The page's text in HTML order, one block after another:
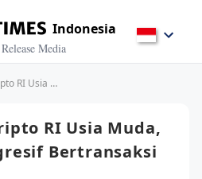
Indonesia
Media
/ 60% Investor Kripto RI Usia Muda, Gen Z Paling Agresif Bertransaksi
RI Usia Muda,
Bertransaksi